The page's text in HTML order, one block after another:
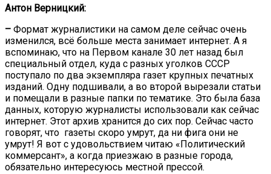
Антон Верницкий:
– Формат журналистики на самом деле сейчас очень
изменился, всё больше места занимает интернет. А я
вспоминаю, что на Первом канале 30 лет назад был
специальный отдел, куда с разных уголков СССР
поступало по два экземпляра газет крупных печатных
изданий. Одну подшивали, а во второй вырезали статьи
и помещали в разные папки по тематике. Это была база
данных, которую журналисты использовали как сейчас
интернет. Этот архив хранится до сих пор. Сейчас часто
говорят, что газеты скоро умрут, да ни фига они не
умрут! Я вот с удовольствием читаю «Политический
коммерсант», а когда приезжаю в разные города,
обязательно интересуюсь местной прессой.